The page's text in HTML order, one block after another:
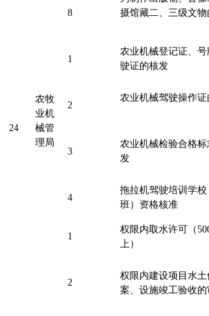
8
摄馆藏二、三级文
24
农牧
业机
械管
理局
1
农业机械登记证、
驶证的核发
2
农业机械驾驶操作
3
农业机械检验合格
发
4
拖拉机驾驶培训学校
班）资格核准
1
权限内取水许可（
上）
2
权限内建设项目水
案、设施竣工验收